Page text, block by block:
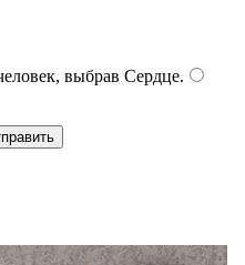
выбрав Сердце.